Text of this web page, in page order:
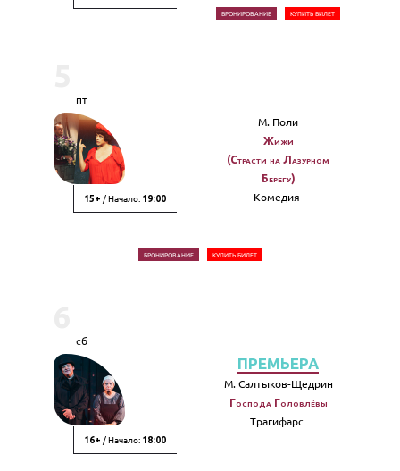
БРОНИРОВАНИЕ КУПИТЬ БИЛЕТ
пт
15+ / Начало: 19:00
М. Поли
Жижи
(Страсти на Лазурном
Берегу)
Комедия
БРОНИРОВАНИЕ КУПИТЬ БИЛЕТ
сб
16+ / Начало: 18:00
ПРЕМЬЕРА
М. Салтыков-Щедрин
Господа Головлёвы
Трагифарс